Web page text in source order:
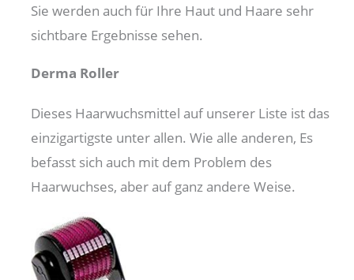
Sie werden auch für Ihre Haut und Haare sehr
sichtbare Ergebnisse sehen.
Derma Roller
Dieses Haarwuchsmittel auf unserer Liste ist das
einzigartigste unter allen. Wie alle anderen, Es
befasst sich auch mit dem Problem des
Haarwuchses, aber auf ganz andere Weise.